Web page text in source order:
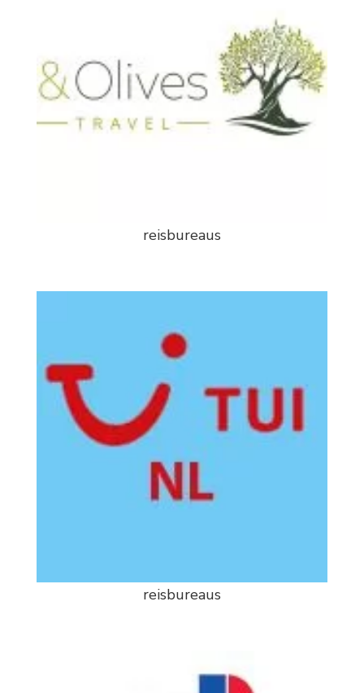
reisbureaus
reisbureaus